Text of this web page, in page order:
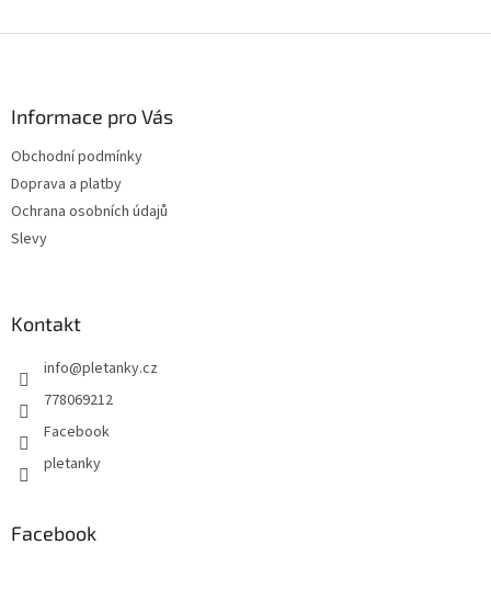
Informace pro Vás
Obchodní podmínky
Doprava a platby
Ochrana osobních údajů
Slevy
Kontakt
info@pletanky.cz
778069212
Facebook
pletanky
Facebook